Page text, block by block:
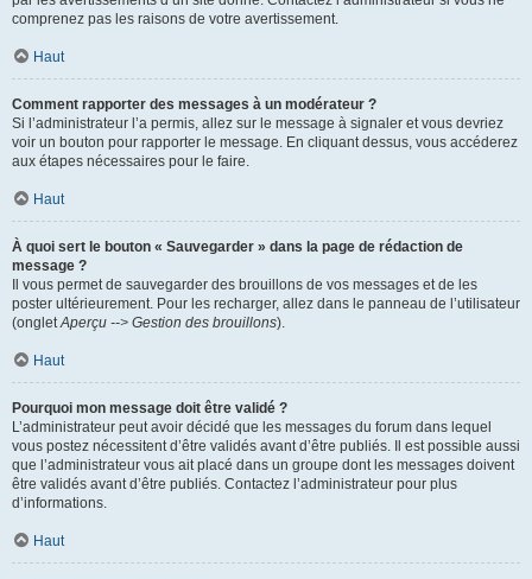
comprenez pas les raisons de votre avertissement.
Haut
Comment rapporter des messages à un modérateur ?
Si l’administrateur l’a permis, allez sur le message à signaler et vous devriez
voir un bouton pour rapporter le message. En cliquant dessus, vous accéderez
aux étapes nécessaires pour le faire.
Haut
À quoi sert le bouton « Sauvegarder » dans la page de rédaction de
message ?
Il vous permet de sauvegarder des brouillons de vos messages et de les
poster ultérieurement. Pour les recharger, allez dans le panneau de l’utilisateur
(ongletAperçu --> Gestion des brouillons).
Haut
Pourquoi mon message doit être validé ?
L’administrateur peut avoir décidé que les messages du forum dans lequel
vous postez nécessitent d’être validés avant d’être publiés. Il est possible aussi
que l’administrateur vous ait placé dans un groupe dont les messages doivent
être validés avant d’être publiés. Contactez l’administrateur pour plus
d’informations.
Haut